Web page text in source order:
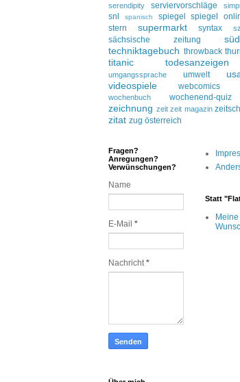
serendipity serviervorschläge
snl spanisch spiegel spiegel
stern
supermarkt syntax
sächsische zeitung
techniktagebuch throwback
titanic
todesanzeigen
umgangssprache
umwelt
videospiele webcomics
wochenbuch wochenend-quiz
zeichnung zeit zeit magazin
zitat zug österreich
Fragen?
Anregungen?
Verwünschungen?
Name
E-Mail *
Nachricht*
Statt